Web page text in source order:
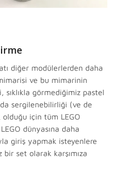
diğer modülerlerden daha
ve bu mimarinin
sıklıkla görmediğimiz pastel
sergilenebilirliği (ve de
için tüm LEGO
dünyasına daha
giriş yapmak isteyenlere
set olarak karşımıza